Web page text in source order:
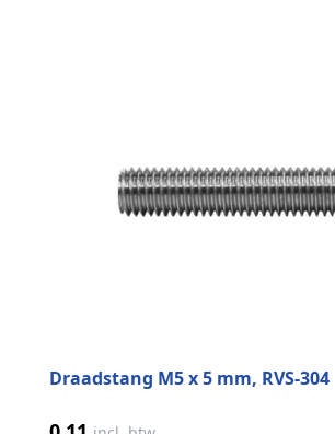
Draadstang M5 x 5 mm, RVS-304